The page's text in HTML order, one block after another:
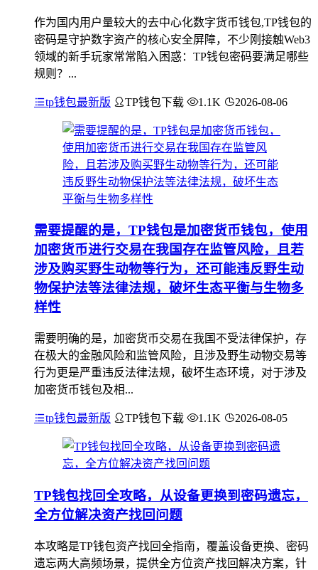
作为国内用户量较大的去中心化数字货币钱包,TP钱包的
密码是守护数字资产的核心安全屏障，不少刚接触Web3
领域的新手玩家常常陷入困惑：TP钱包密码要满足哪些
规则？...
tp钱包最新版 TP钱包下载 1.1K 2026-08-06
需要提醒的是，TP钱包是加密货币钱包，使用
加密货币进行交易在我国存在监管风险，且若
涉及购买野生动物等行为，还可能违反野生动
物保护法等法律法规，破坏生态平衡与生物多
样性
需要明确的是，加密货币交易在我国不受法律保护，存
在极大的金融风险和监管风险，且涉及野生动物交易等
行为更是严重违反法律法规，破坏生态环境，对于涉及
加密货币钱包及相...
tp钱包最新版 TP钱包下载 1.1K 2026-08-05
TP钱包找回全攻略，从设备更换到密码遗忘，
全方位解决资产找回问题
本攻略是TP钱包资产找回全指南，覆盖设备更换、密码
遗忘两大高频场景，提供全方位资产找回解决方案，针